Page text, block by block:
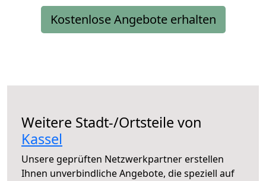
Kostenlose Angebote erhalten
Weitere Stadt-/Ortsteile von
Kassel
Unsere geprüften Netzwerkpartner erstellen
Ihnen unverbindliche Angebote, die speziell auf